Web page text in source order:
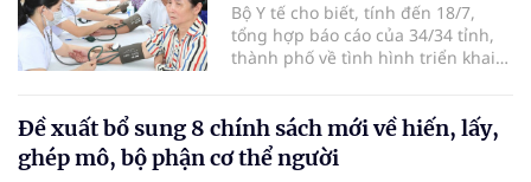
Bộ Y tế cho biết, tính đến 18/7,
tổng hợp báo cáo của 34/34 tỉnh,
thành phố về tình hình triển khai
nhận 32.286.360 người, chiếm gần
30% dân số cả nước đã được khám
sức khỏe định kỳ năm nay.
Đề xuất bổ sung 8 chính sách mới về hiến, lấy,
ghép mô, bộ phận cơ thể người